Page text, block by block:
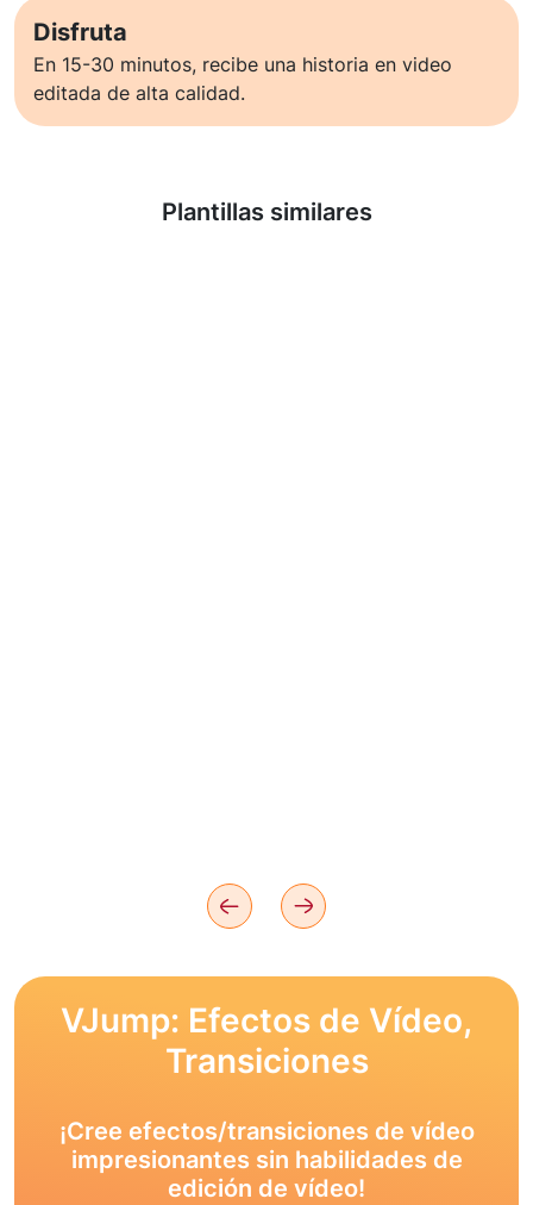
Disfruta
En 15-30 minutos, recibe una historia en video
editada de alta calidad.
Plantillas similares
Saber más
VJump: Efectos de Vídeo,
Transiciones
¡Cree efectos/transiciones de vídeo
impresionantes sin habilidades de
edición de vídeo!